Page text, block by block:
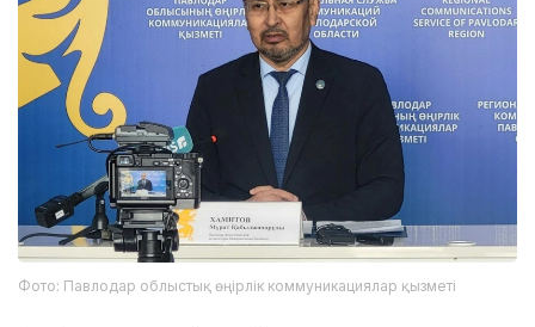
Фото: Павлодар облыстық өңірлік коммуникациялар қызметі